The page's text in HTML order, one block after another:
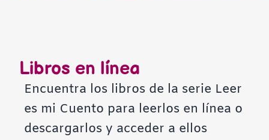
Libros en línea
Encuentra los libros de la serie Leer
es mi Cuento para leerlos en línea o
descargarlos y acceder a ellos
Fondo claro
Subrayar enlaces